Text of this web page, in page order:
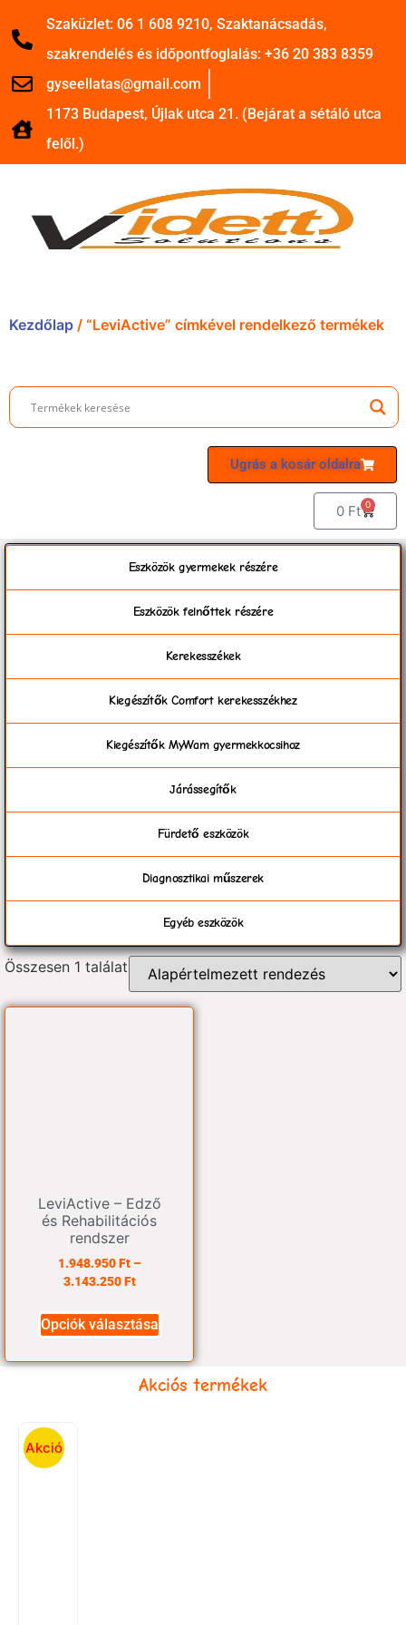
Szaküzlet: 06 1 608 9210, Szaktanácsadás,
szakrendelés és időpontfoglalás: +36 20 383 8359
gyseellatas@gmail.com
1173 Budapest, Újlak utca 21. (Bejárat a sétáló utca
felől.)
Kezdőlap / “LeviActive” címkével rendelkező termékek
Ugrás a kosár oldalra
0 Ft 0
Eszközök gyermekek részére
Eszközök felnőttek részére
Kerekesszékek
Kiegészítők Comfort kerekesszékhez
Kiegészítők MyWam gyermekkocsihoz
Járássegítők
Fürdető eszközök
Diagnosztikai műszerek
Egyéb eszközök
Összesen 1 találat
LeviActive – Edző
és Rehabilitációs
rendszer
1.948.950Ft –
3.143.250Ft
Opciók választása
Akciós termékek
Akció